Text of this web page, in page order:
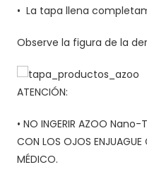
• La tapa llena
Observe la figura de la
ATENCIÓN:
• NO INGERIR AZOO
CON LOS OJOS
MÉDICO.